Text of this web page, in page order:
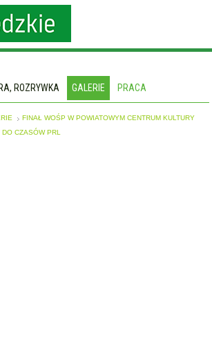
ROZRYWKA GALERIE PRACA
FINAŁ WOŚP W POWIATOWYM CENTRUM KULTURY
CZASÓW PRL